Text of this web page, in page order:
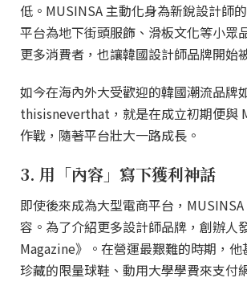
低。MUSINSA 主動化身為新銳設計師
平台為地下街頭服飾、滑板文化等小眾
更多消費者，也讓韓國設計師品牌開始
如今在海內外大受歡迎的韓國潮流品牌
thisisneverthat，就是在成立初期便與
作戰，隨著平台壯大一路成長。
3. 用「內容」寫下獲利神話
即使後來成為大型電商平台，
容。為了介紹更多設計師品牌，創辦人
Magazine》。在營運最艱難的時期，
珍藏的限量球鞋、動用大學學費來支付